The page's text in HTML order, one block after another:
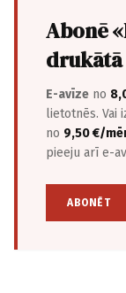
Abonē
E-avīze no
lietotnēs. Vai
no 9,50 €/
pieeju arī e-
ABONĒT